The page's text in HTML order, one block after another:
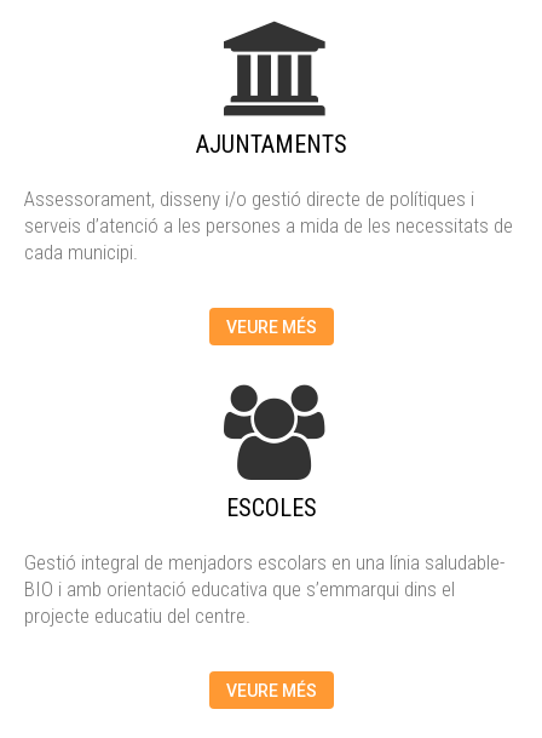
AJUNTAMENTS
Assessorament, disseny i/o gestió directe de polítiques i
serveis d’atenció a les persones a mida de les necessitats de
cada municipi.
VEURE MÉS
ESCOLES
Gestió integral de menjadors escolars en una línia saludable-
BIO i amb orientació educativa que s’emmarqui dins el
projecte educatiu del centre.
VEURE MÉS